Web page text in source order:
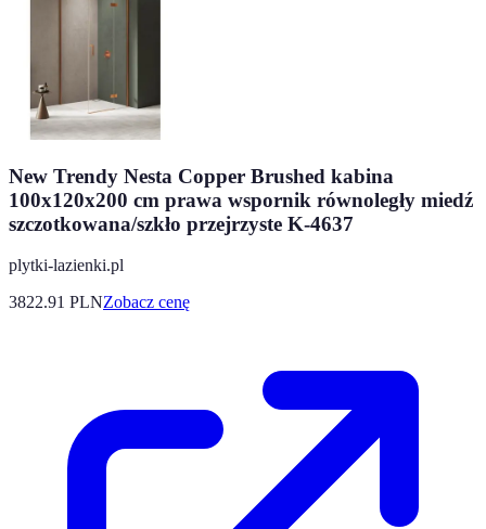
New Trendy Nesta Copper Brushed kabina
100x120x200 cm prawa wspornik równoległy miedź
szczotkowana/szkło przejrzyste K-4637
plytki-lazienki.pl
3822.91 PLNZobacz cenę